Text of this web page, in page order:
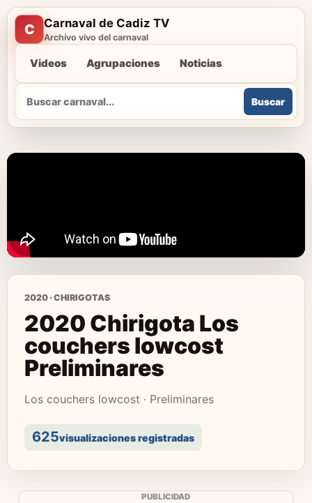
C Carnaval de Cadiz TV
Archivo vivo del carnaval
Videos Agrupaciones Noticias
Buscar
Buscar
2020 · CHIRIGOTAS
2020 Chirigota Los
couchers lowcost
Preliminares
Los couchers lowcost · Preliminares
625visualizaciones registradas
PUBLICIDAD